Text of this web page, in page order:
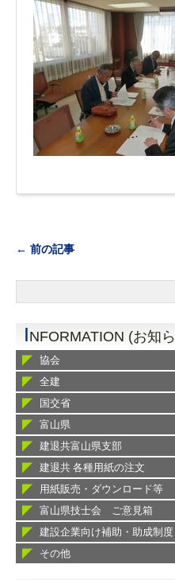
← 前の記事
INFORMATION (お知
協会
全建
国交省
富山県
建退共富山県支部
建退共 各種用紙の注文
用紙販売・ダウンロード等
富山県技士会 ご意見箱
建設企業向け補助・助成制度
その他